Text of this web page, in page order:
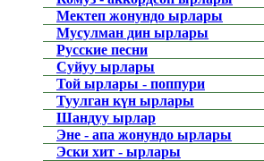
Мектеп жонундо ырлары
Мусулман дин ырлары
Русские песни
Суйуу ырлары
Той ырлары - поппури
Туулган күн ырлары
Шандуу ырлар
Эне - апа жонундо ырлары
Эски хит - ырлары